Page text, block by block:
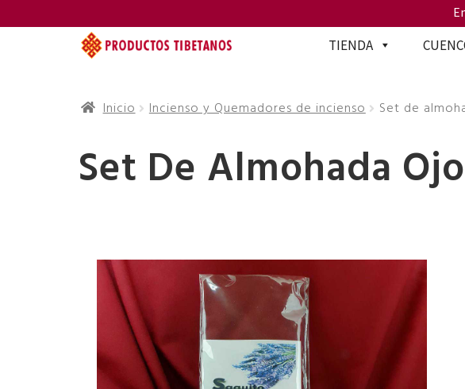
TIENDA
Inicio Incienso y Quemadores de incienso Set de
Set De Almohada